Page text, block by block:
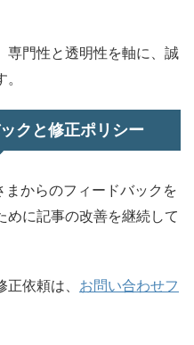
専門性と透明性を軸に、誠
クと修正ポリシー
からのフィードバックを
めに記事の改善を継続して
依頼は、 お問い合わせフ